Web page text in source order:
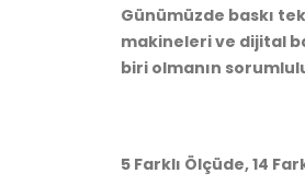
Günümüzde baskı
makineleri ve dijital
biri olmanın
5 Farklı Ölçüde, 14